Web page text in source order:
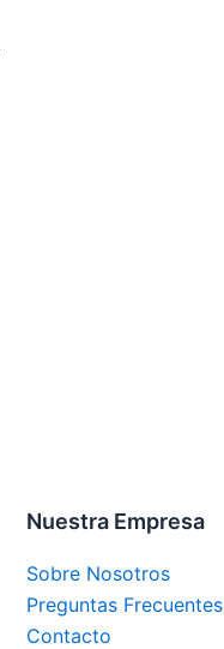
Nuestra Empresa
Sobre Nosotros
Preguntas Frecuentes
Contacto